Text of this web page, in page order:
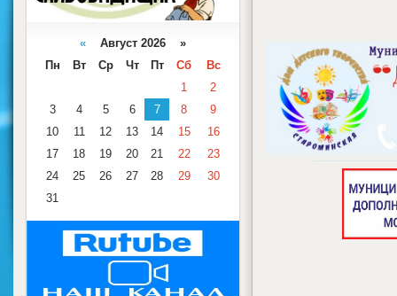
« Август 2026 »
Пн
Вт Ср Чт Пт Сб
Вс
1
2
3
4 5 6 7 8
9
10
11 12 13 14 15
16
17
18 19 20 21 22
23
24
25 26 27 28 29
30
31